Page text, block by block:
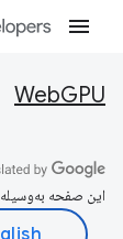
WebGPU
این صفحه به‌وسیله